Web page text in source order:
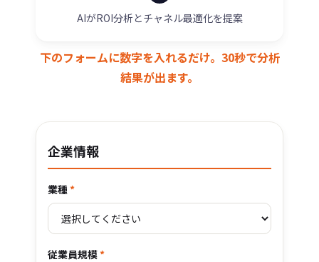
AIがROI分析とチャネル最適化を提案
下のフォームに数字を入れるだけ。30秒で分析
結果が出ます。
企業情報
業種*
従業員規模*